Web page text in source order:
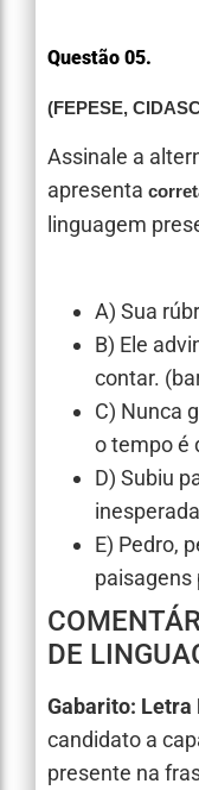
Questão 05.
(FEPESE,
Assinale a
apresenta
linguagem
A) Sua
B) Ele
contar.
C) Nunca
o tempo é
D) Subiu
E) Pedro,
paisagens
DE
Gabarito: Letra
candidato a
presente na